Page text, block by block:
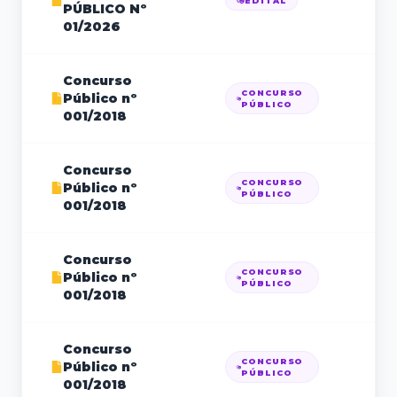
PÚBLICO Nº
01/2026
Concurso
Público nº
001/2018
CONCURSO
PÚBLICO
Concurso
Público nº
001/2018
CONCURSO
PÚBLICO
Concurso
Público nº
001/2018
CONCURSO
PÚBLICO
Concurso
Público nº
001/2018
CONCURSO
PÚBLICO